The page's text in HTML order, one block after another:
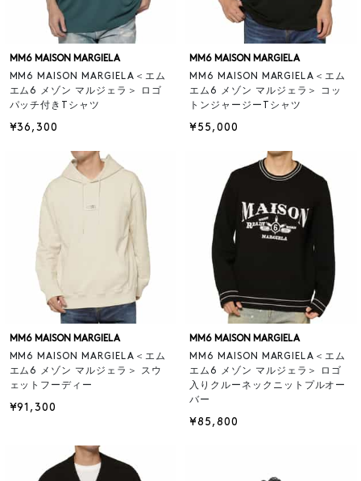
MM6 MAISON MARGIELA
MM6 MAISON MARGIELA＜エム
エム6 メゾン マルジェラ＞ ロゴ
パッチ付きTシャツ
¥36,300
MM6 MAISON MARGIELA
MM6 MAISON MARGIELA＜エム
エム6 メゾン マルジェラ＞ コッ
トンジャージーTシャツ
¥55,000
MM6 MAISON MARGIELA
MM6 MAISON MARGIELA＜エム
エム6 メゾン マルジェラ＞ スウ
ェットフーディー
¥91,300
MM6 MAISON MARGIELA
MM6 MAISON MARGIELA＜エム
エム6 メゾン マルジェラ＞ ロゴ
入りクルーネックニットプルオー
バー
¥85,800